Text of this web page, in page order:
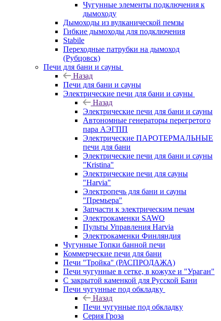
Чугунные элементы подключения к
дымоходу
Дымоходы из вулканической пемзы
Гибкие дымоходы для подключения
Stabile
Переходные патрубки на дымоход
(Рубцовск)
Печи для бани и сауны
Назад
Печи для бани и сауны
Электрические печи для бани и сауны
Назад
Электрические печи для бани и сауны
Автономные генераторы перегретого
пара АЭГПП
Электрические ПАРОТЕРМАЛЬНЫЕ
печи для бани
Электрические печи для бани и сауны
"Кristina"
Электрические печи для сауны
"Harvia"
Электропечь для бани и сауны
"Премьера"
Запчасти к электрическим печам
Электрокаменки SAWO
Пульты Управления Harvia
Электрокаменки Финляндия
Чугунные Топки банной печи
Коммерческие печи для бани
Печи "Тройка" (РАСПРОДАЖА)
Печи чугунные в сетке, в кожухе и "Ураган"
С закрытой каменкой для Русской Бани
Печи чугунные под обкладку
Назад
Печи чугунные под обкладку
Серия Гроза